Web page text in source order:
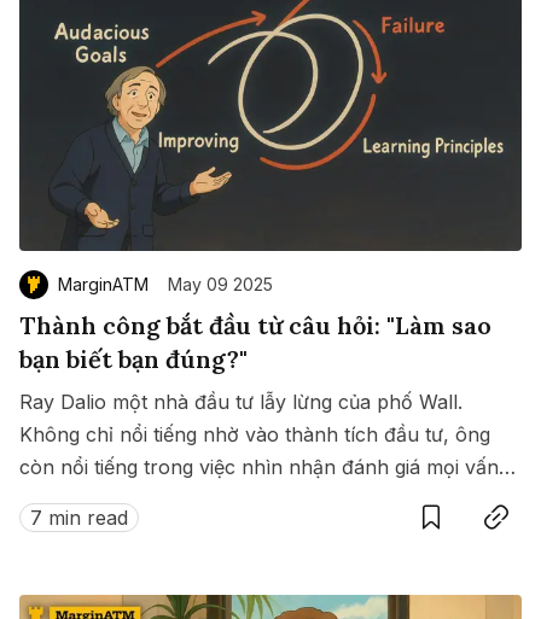
MarginATM May 09 2025
Thành công bắt đầu từ câu hỏi: "Làm sao
bạn biết bạn đúng?"
Ray Dalio một nhà đầu tư lẫy lừng của phố Wall.
Không chỉ nổi tiếng nhờ vào thành tích đầu tư, ông
còn nổi tiếng trong việc nhìn nhận đánh giá mọi vấn
đề từ phức tạp hoá thành đơn giản. Từ đó giúp ông
đưa ra nhiều quyết định tốt, chuẩn xác trong đầu.
7 min read
SaveCopy link